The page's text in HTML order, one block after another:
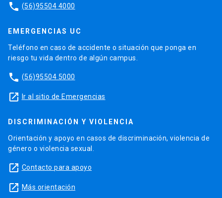
phone (56)95504 4000
EMERGENCIAS UC
Teléfono en caso de accidente o situación que ponga en
riesgo tu vida dentro de algún campus.
phone (56)95504 5000
launch Ir al sitio de Emergencias
DISCRIMINACIÓN Y VIOLENCIA
Orientación y apoyo en casos de discriminación, violencia de
género o violencia sexual.
launch Contacto para apoyo
launch Más orientación